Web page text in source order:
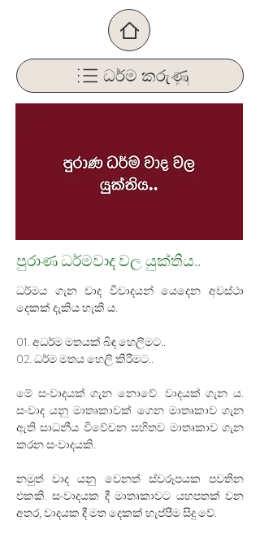
ධර්ම කරුණු
පුරාණ ධර්මවාද වල යුක්තිය..
ධර්මය ගැන වාද විවාදයන් යෙදෙන අවස්ථා
දෙකක් දැකිය හැකි ය.
01. අධර්ම මතයක් බිඳ හෙලීමට..
02. ධර්ම මතය හෙලි කිරීමට..
මේ සංවාදයක් ගැන නොවේ. වාදයක් ගැන ය.
සංවාද යනු මාතෘකාවක් ගෙන මාතෘකාව ගැන
ඇති සාධනීය විවේචන සහිතව මාතෘකාව ගැන
කරන සංවාදයකි.
නමුත් වාද යනු වෙනත් ස්වරූපයක පවතින
එකකි. සංවාදයක දී මාතෘකාවට යහපතක් වන
අතර‍, වාදයක දී මත දෙකක් හැප්පීම සිදු වේ.